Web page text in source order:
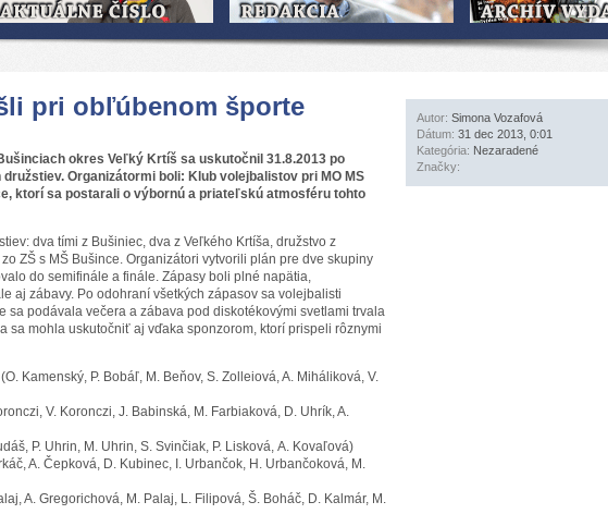
pri obľúbenom športe
okres Veľký Krtíš sa uskutočnil 31.8.2013 po
Organizátormi boli: Klub volejbalistov pri MO MS
ktorí sa postarali o výbornú a priateľskú atmosféru tohto
dva tími z Bušiniec, dva z Veľkého Krtíša, družstvo z
ZŠ s MŠ Bušince. Organizátori vytvorili plán pre dve skupiny
do semifinále a finále. Zápasy boli plné napätia,
aj zábavy. Po odohraní všetkých zápasov sa volejbalisti
sa podávala večera a zábava pod diskotékovými svetlami trvala
sa mohla uskutočniť aj vďaka sponzorom, ktorí prispeli rôznymi
Kamenský, P. Bobáľ, M. Beňov, S. Zolleiová, A. Miháliková, V.
V. Koronczi, J. Babinská, M. Farbiaková, D. Uhrík, A.
P. Uhrin, M. Uhrin, S. Svinčiak, P. Lisková, A. Kovaľová)
A. Čepková, D. Kubinec, I. Urbančok, H. Urbančoková, M.
A. Gregorichová, M. Palaj, L. Filipová, Š. Boháč, D. Kalmár, M.
Autor: Simona Vozafová
Dátum: 31 dec 2013, 0:01
Kategória: Nezaradené
Značky: